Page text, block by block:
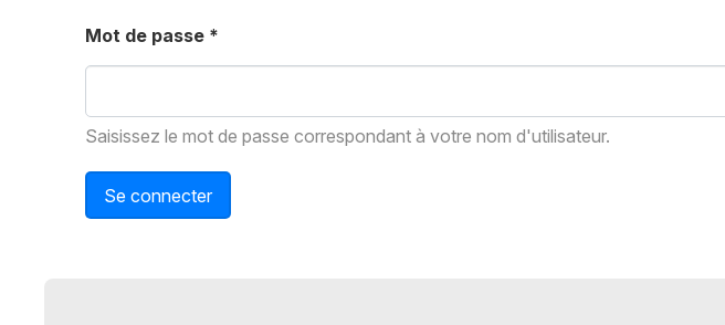
Mot de passe *
Saisissez le mot de passe correspondant à votre nom d'utilisateur.
Se connecter